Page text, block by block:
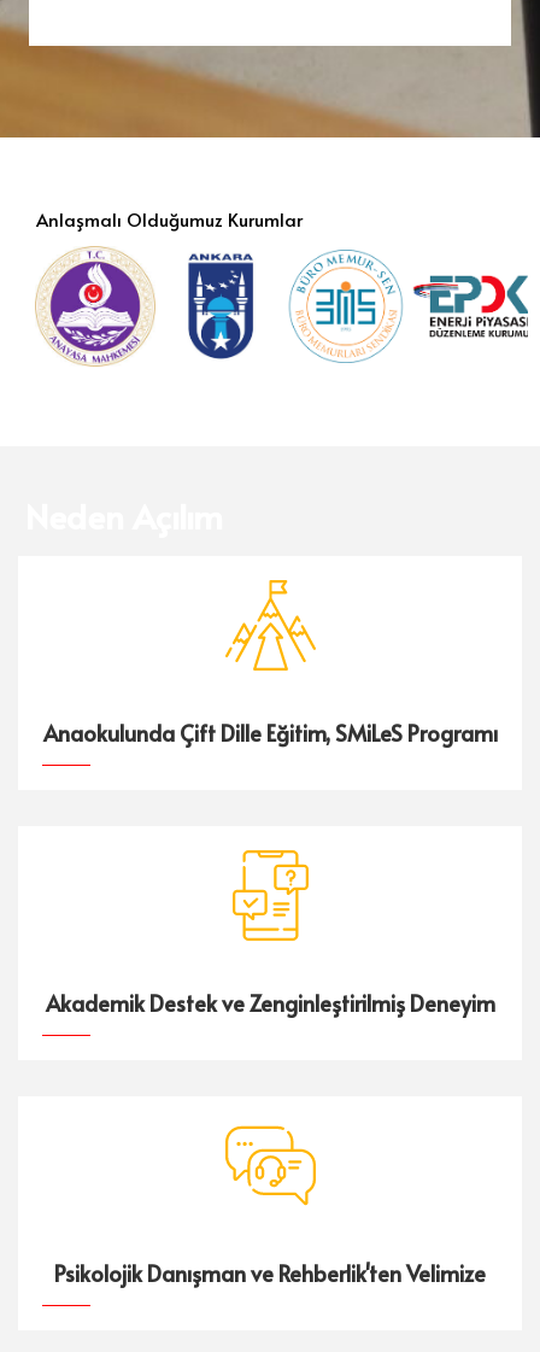
Anlaşmalı Olduğumuz Kurumlar
Anaokulunda Çift Dille Eğitim, SMiLeS Programı
Akademik Destek ve Zenginleştirilmiş Deneyim
Psikolojik Danışman ve Rehberlik'ten Velimize